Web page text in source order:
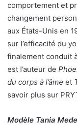
comportement et
changement
aux États-Unis en
sur l’efficacité du
finalement conduit
est l’auteur de
du corps à l’âme et
savoir plus sur
Modèle Tania